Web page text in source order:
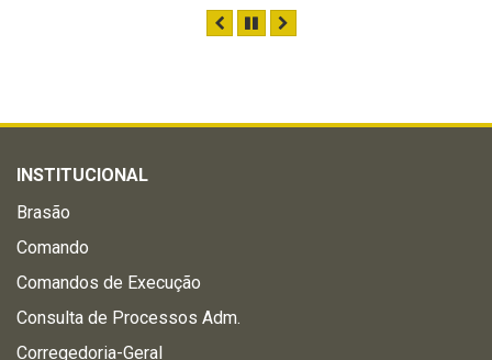
ANTERIOR
PAUSAR
INSTITUCIONAL
Brasão
Comando
Comandos de Execução
Consulta de Processos Adm.
Corregedoria-Geral